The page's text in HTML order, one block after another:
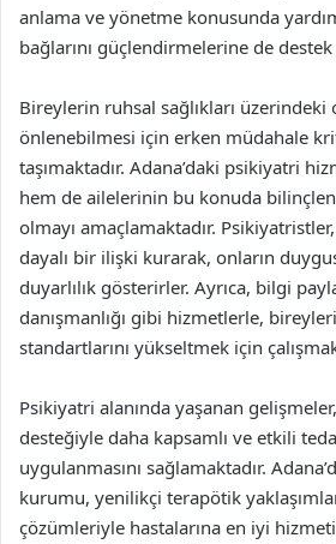
anlama ve yönetme konusunda
bağlarını güçlendirmelerine de destek
Bireylerin ruhsal sağlıkları
önlenebilmesi için erken müdahale
taşımaktadır. Adana’daki psikiyatri
hem de ailelerinin bu konuda
olmayı amaçlamaktadır.
dayalı bir ilişki kurarak, onların
duyarlılık gösterirler. Ayrıca, bilgi
danışmanlığı gibi hizmetlerle,
standartlarını yükseltmek için
Psikiyatri alanında yaşanan
desteğiyle daha kapsamlı ve etkili
uygulanmasını sağlamaktadır.
kurumu, yenilikçi terapötik
çözümleriyle hastalarına en iyi